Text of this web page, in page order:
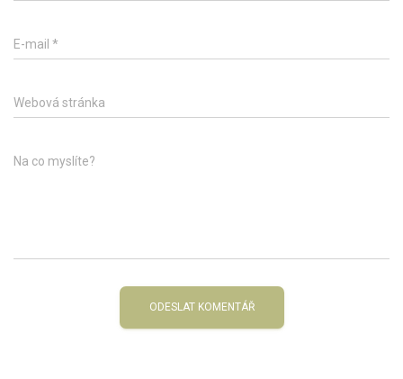
E-mail *
Webová stránka
Na co myslíte?